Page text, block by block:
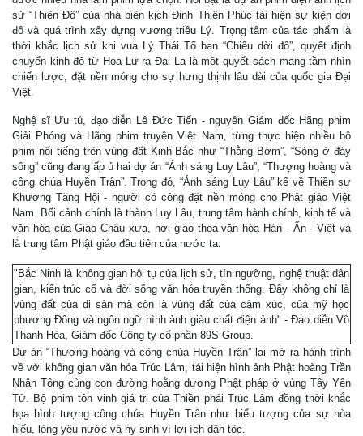
sử “Thiên Đô” của nhà biên kịch Đinh Thiên Phúc tái hiện sự kiện dời
đô và quá trình xây dựng vương triều Lý. Trọng tâm của tác phẩm là
thời khắc lịch sử khi vua Lý Thái Tổ ban “Chiếu dời đô”, quyết định
chuyển kinh đô từ Hoa Lư ra Đại La là một quyết sách mang tầm nhìn
chiến lược, đặt nền móng cho sự hưng thịnh lâu dài của quốc gia Đại
Việt.
Nghệ sĩ Ưu tú, đạo diễn Lê Đức Tiến - nguyên Giám đốc Hãng phim
Giải Phóng và Hãng phim truyện Việt Nam, từng thực hiện nhiều bộ
phim nổi tiếng trên vùng đất Kinh Bắc như “Thằng Bờm”, “Sóng ở đáy
sông” cũng đang ấp ủ hai dự án “Ánh sáng Luy Lâu”, “Thượng hoàng và
công chúa Huyền Trân”. Trong đó, “Ánh sáng Luy Lâu” kể về Thiền sư
Khương Tăng Hội - người có công đặt nền móng cho Phật giáo Việt
Nam. Bối cảnh chính là thành Luy Lâu, trung tâm hành chính, kinh tế và
văn hóa của Giao Châu xưa, nơi giao thoa văn hóa Hán - Ấn - Việt và
là trung tâm Phật giáo đầu tiên của nước ta.
"Bắc Ninh là không gian hội tụ của lịch sử, tín ngưỡng, nghệ thuật dân
gian, kiến trúc cổ và đời sống văn hóa truyền thống. Đây không chỉ là
vùng đất của di sản mà còn là vùng đất của cảm xúc, của mỹ học
phương Đông và ngôn ngữ hình ảnh giàu chất điện ảnh" - Đạo diễn Võ
Thanh Hòa, Giám đốc Công ty cổ phần 89S Group.
Dự án “Thượng hoàng và công chúa Huyền Trân” lại mở ra hành trình
về với không gian văn hóa Trúc Lâm, tái hiện hình ảnh Phật hoàng Trần
Nhân Tông cùng con đường hoằng dương Phật pháp ở vùng Tây Yên
Tử. Bộ phim tôn vinh giá trị của Thiền phái Trúc Lâm đồng thời khắc
họa hình tượng công chúa Huyền Trân như biểu tượng của sự hòa
hiếu, lòng yêu nước và hy sinh vì lợi ích dân tộc.